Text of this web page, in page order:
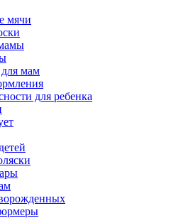
мячи
мам
для ребенка